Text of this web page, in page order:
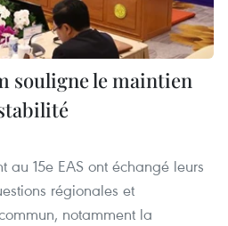
souligne le maintien
au 15e EAS ont échangé leurs
régionales et
notamment la